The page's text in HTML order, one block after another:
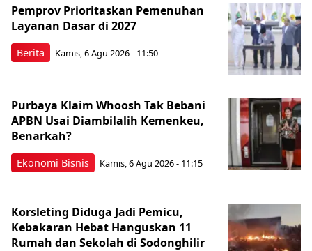
Berita
Pemprov Prioritaskan Pemenuhan
Layanan Dasar di 2027
Kamis, 6 Agu 2026 - 11:50
Ekonomi Bisnis
Purbaya Klaim Whoosh Tak Bebani
APBN Usai Diambilalih Kemenkeu,
Benarkah?
Kamis, 6 Agu 2026 - 11:15
Korsleting Diduga Jadi Pemicu,
Kebakaran Hebat Hanguskan 11
Rumah dan Sekolah di Sodonghilir